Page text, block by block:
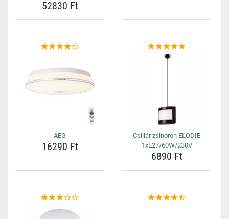
52830 Ft
AEG
16290 Ft
Csillár zsinóron ELODIE
1xE27/60W/230V
6890 Ft